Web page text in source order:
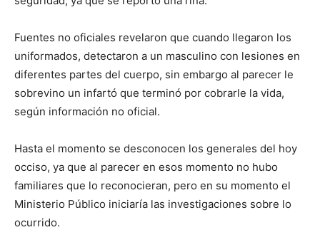
Fuentes no oficiales revelaron que cuando llegaron los
uniformados, detectaron a un masculino con lesiones en
diferentes partes del cuerpo, sin embargo al parecer le
sobrevino un infartó que terminó por cobrarle la vida,
según información no oficial.
Hasta el momento se desconocen los generales del hoy
occiso, ya que al parecer en esos momento no hubo
familiares que lo reconocieran, pero en su momento el
Ministerio Público iniciaría las investigaciones sobre lo
ocurrido.